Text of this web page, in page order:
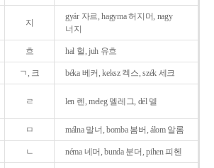
지
gyár 자르, hagyma 허지머, nagy
너지
흐 hal 헐, juh 유흐
ㄱ, 크 béka 베커, keksz 켁스, szék 세크
ㄹ len 렌, meleg 멜레그, dél 델
ㅁ málna 말너, bomba 봄버, álom 알롬
ㄴ néma 네머, bunda 분더, pihen 피헨